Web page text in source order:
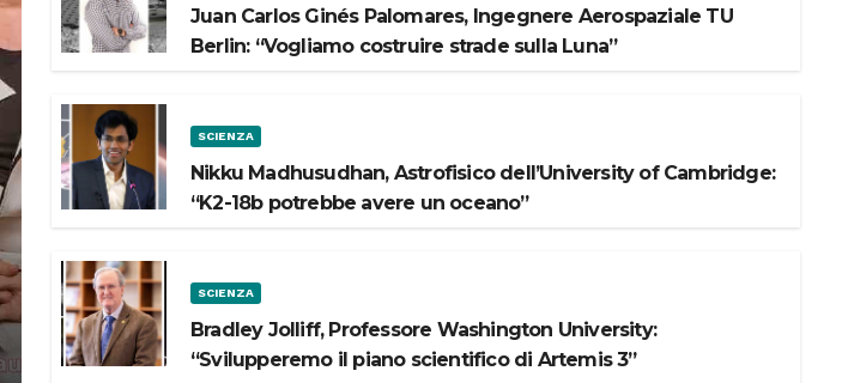
Juan Carlos Ginés Palomares, Ingegnere Aerospaziale TU
Berlin: “Vogliamo costruire strade sulla Luna”
SCIENZA
Nikku Madhusudhan, Astrofisico dell’University of Cambridge:
“K2-18b potrebbe avere un oceano”
SCIENZA
Bradley Jolliff, Professore Washington University:
“Svilupperemo il piano scientifico di Artemis 3”